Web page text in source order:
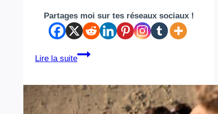
Partages moi sur tes réseaux sociaux !
Lire la suite
Comment
bracelet
homme